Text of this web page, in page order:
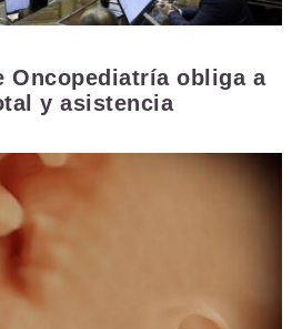
Oncopediatría obliga a
y asistencia